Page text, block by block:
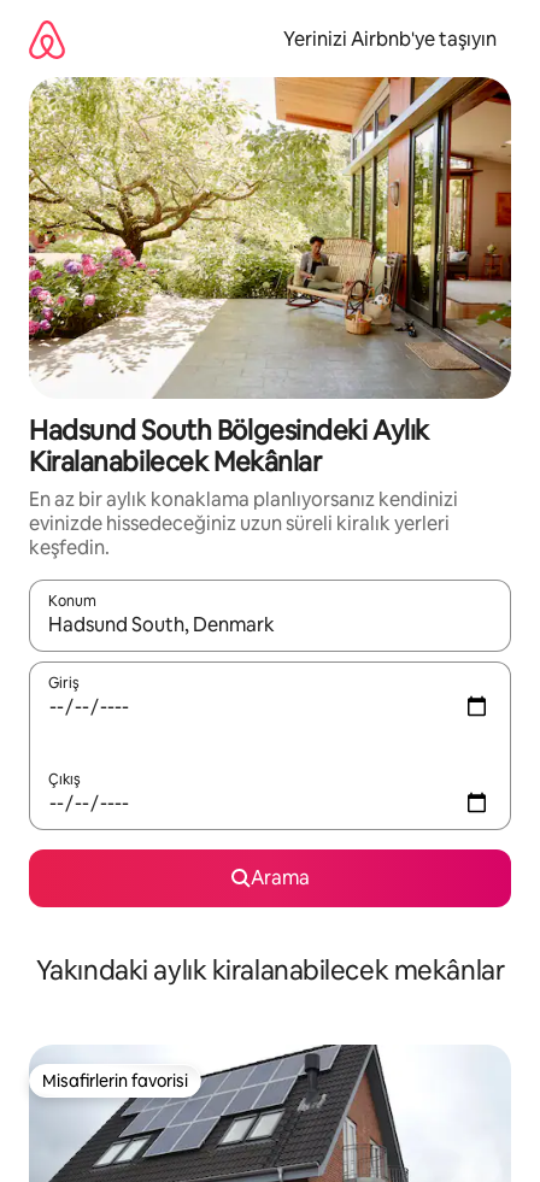
Yerinizi Airbnb'ye taşıyın
Hadsund South Bölgesindeki Aylık
Kiralanabilecek Mekânlar
En az bir aylık konaklama planlıyorsanız kendinizi
evinizde hissedeceğiniz uzun süreli kiralık yerleri
keşfedin.
Konum
Sonuçlar kullanılabilir olduğunda yukarı ve aşağı oklarıyla
Giriş
Çıkış
Arama
Yakındaki aylık kiralanabilecek mekânlar
Misafirlerin favorisi
Misafirlerin favorisi